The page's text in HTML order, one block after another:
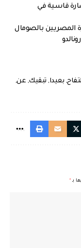
قاسية في
المصريين بالصومال
, بعيدا, تبقيك, عن,
بـ *